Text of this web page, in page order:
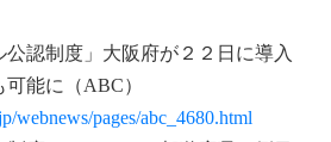
公認制度」大阪府が２２日に導入
能に（ABC）
webnews/pages/abc_4680.html